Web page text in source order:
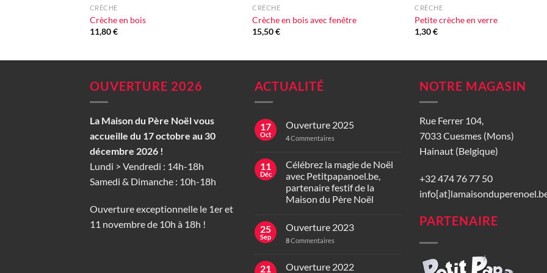
CRÈCHE
Crèche en bois
11,80€
CRÈCHE
Crèche en bois avec fenêtre
15,50€
CRÈCHE
Petite crèche en verre
1,30€
OUVERTURE 2026
La Maison du Père Noël vous
accueille du 17 octobre au 30
décembre 2026 !
Lundi > Vendredi : 14h-18h
Samedi & Dimanche : 10h-18h
Ouverture exceptionnelle le 1er et
11 novembre de 10h à 18h !
ACTUALITÉ
17
Oct
Ouverture 2025
4Commentaires
11
Déc
Célébrez la magie de Noël
avec Petitpapanoel.be,
partenaire festif de la
Maison du Père Noël
25
Sep
Ouverture 2023
8Commentaires
21 Ouverture 2022
NOTRE MAGASIN
Rue Ferrer 104,
7033 Cuesmes (Mons)
Hainaut (Belgique)
+32 474 76 77 50
PARTENAIRE